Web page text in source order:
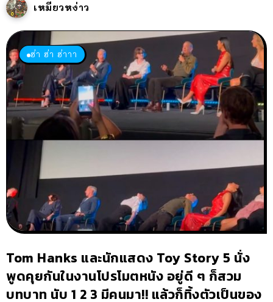
เหมียวหง่าว
ฮ่า ฮ่า ฮ่าาา
Tom Hanks และนักแสดง Toy Story 5 นั่ง
พูดคุยกันในงานโปรโมตหนัง อยู่ดี ๆ ก็สวม
บทบาท นับ 1 2 3 มีคนมา!! แล้วก็ทิ้งตัวเป็นของ